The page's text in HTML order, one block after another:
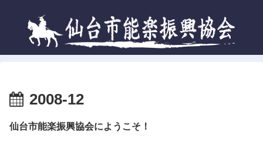
2008-12
仙台市能楽振興協会にようこそ！